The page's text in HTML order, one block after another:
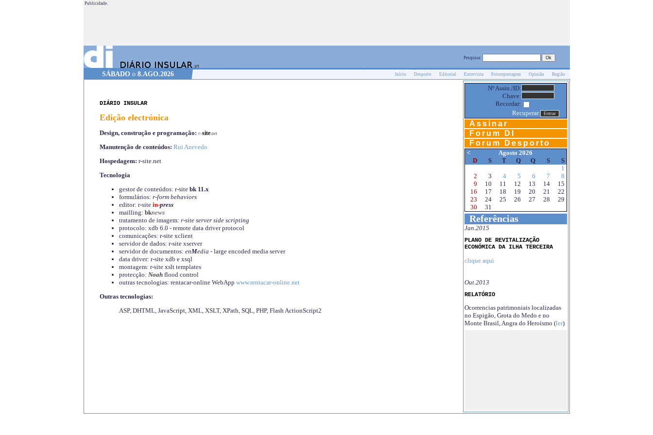
Publicidade.
Pesquisa:
SÁBADO o 8.AGO.2026 Início Desporto Editorial Entrevista Fotoreportagem Opinião Região
DIÁRIO INSULAR
Edição electrónica
Design, construção e programação: r-site.net
Manutenção de conteúdos: Rui Azevedo
Hospedagem: r-site.net
Tecnologia
gestor de conteúdos: r-site bk 11.x
formulários: r-form behaviors
editor: r-site in-press
mailling: bknews
tratamento de imagem: r-site server side scripting
protocolo: xdb 6.0 - remote data driver protocol
comunicações: r-site xclient
servidor de dados: r-site xserver
servidor de documentos: enMedia - large encoded media server
data driver: r-site xdb e xsql
montagem: r-site xslt templates
protecção: Noahflood control
outras tecnologias: rentacar-online WebApp www.rentacar-online.net
Outras tecnologias:
ASP, DHTML, JavaScript, XML, XSLT, XPath, SQL, PHP, Flash ActionScript2
Nº Assin./ID:
Chave:
Recordar:
Recuperar
Assinar
Forum DI
Forum Desporto
<
Agosto 2026
D
S T Q Q S
S
1
2
3 4 5 6 7
8
9
10 11 12 13 14
15
16
17 18 19 20 21
22
23
24 25 26 27 28
29
30
31
Referências
Jan.2015
PLANO DE REVITALIZAÇÃO
ECONÓMICA DA ILHA TERCEIRA
clique aqui
Out.2013
RELATÓRIO
Ocorrencias patrimoniais localizadas
no Espigão, Grota do Medo e no
Monte Brasil, Angra do Heroísmo (ler)